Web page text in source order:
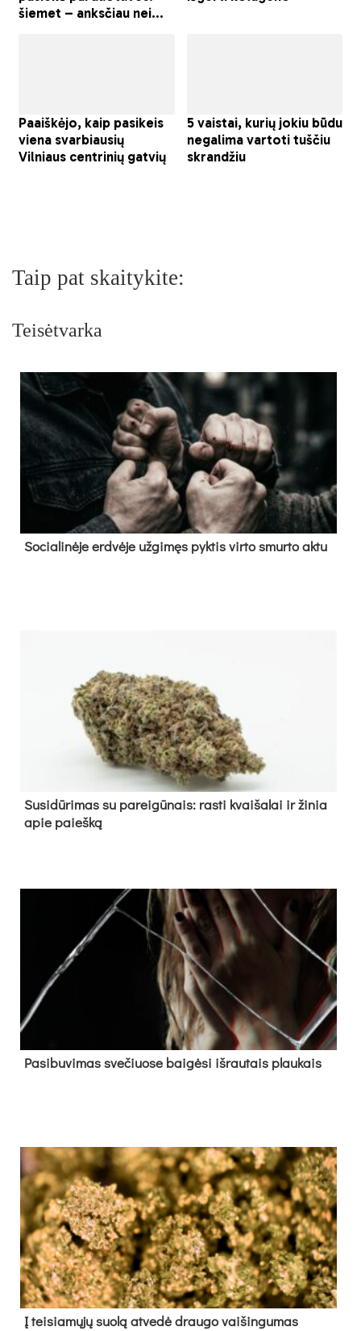
Taip pat skaitykite:
Teisėtvarka
So­cia­li­nė­je erd­vė­je už­gi­męs pyk­tis vir­to smur­to ak­tu
Su­si­dū­ri­mas su pa­rei­gū­nais: ras­ti kvai­ša­lai ir ži­nia
apie paieš­ką
Pa­si­bu­vi­mas sve­čiuo­se bai­gė­si iš­rau­tais plau­kais
Į tei­sia­mų­jų suo­lą at­ve­dė drau­go vai­šin­gu­mas